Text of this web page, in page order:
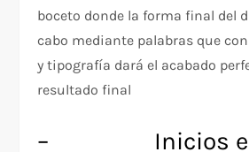
boceto donde la forma final del
cabo mediante palabras que
y tipografía dará el acabado
resultado final
– Inicios